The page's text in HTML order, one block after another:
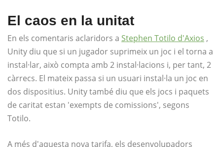
El caos en la unitat
En els comentaris aclaridors a Stephen Totilo d'Axios ,
Unity diu que si un jugador suprimeix un joc i el torna a
instal·lar, això compta amb 2 instal·lacions i, per tant, 2
càrrecs. El mateix passa si un usuari instal·la un joc en
dos dispositius. Unity també diu que els jocs i paquets
de caritat estan 'exempts de comissions', segons
Totilo.
A més d'aquesta nova tarifa, els desenvolupadors